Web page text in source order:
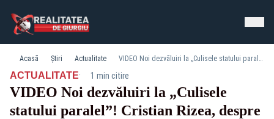
Acasă Știri Actualitate VIDEO Noi dezvăluiri la „Culisele statului paralel”! Cristian Rizea, despre legăturile cu SRI și lumea politică ale unui important om de afaceri
ACTUALITATE· 1 min citire
VIDEO Noi dezvăluiri la „Culisele
statului paralel”! Cristian Rizea, despre